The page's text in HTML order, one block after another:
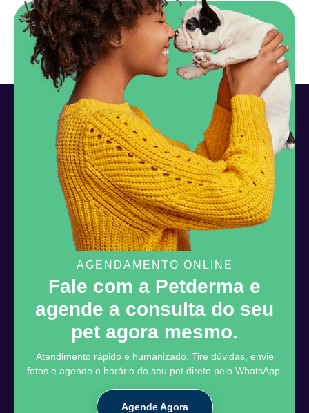
AGENDAMENTO ONLINE
Fale com a Petderma e
agende a consulta do seu
pet agora mesmo.
Atendimento rápido e humanizado. Tire dúvidas, envie
fotos e agende o horário do seu pet direto pelo WhatsApp.
Agende Agora